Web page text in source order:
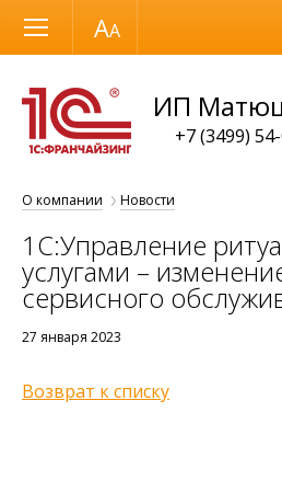
Размер шрифта
ИП
+7 (3499)
О компании Новости
1C:Управление
услугами –
сервисного
27 января 2023
Возврат к списку